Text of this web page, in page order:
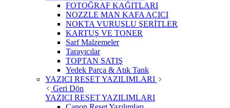
FOTOĞRAF KAĞITLARI
NOZZLE MAN KAFA AÇICI
NOKTA VURUŞLU ŞERİTLER
KARTUŞ VE TONER
Sarf Malzemeler
Tarayıcılar
TOPTAN SATIŞ
Yedek Parça & Atık Tank
YAZICI RESET YAZILIMLARI
Geri Dön
YAZICI RESET YAZILIMLARI